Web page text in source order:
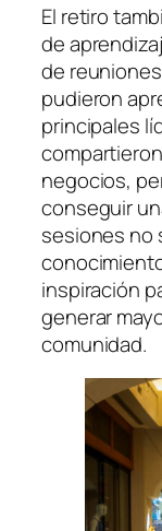
El retiro
de
de
pudieron
principales
negocios,
conseguir
sesiones no
inspiración
generar
comunidad.